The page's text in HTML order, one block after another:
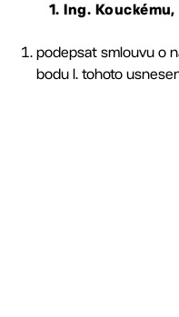
1. Ing.
podepsat smlouvu o
bodu I. tohoto